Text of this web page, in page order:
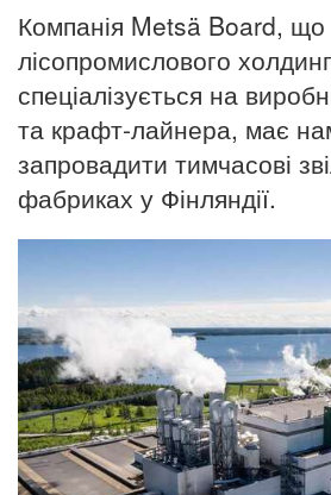
Компанія Metsä Board, що
лісопромислового
спеціалізується на
та крафт-лайнера, має
запровадити тимчасові
фабриках у Фінляндії.